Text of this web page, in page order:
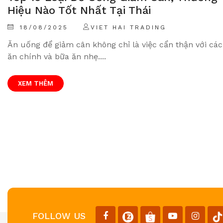
Hiệu Nào Tốt Nhất Tại Thái
18/08/2025 VIET HAI TRADING
Ăn uống để giảm cân không chỉ là việc cẩn thận với
ăn chính và bữa ăn nhẹ....
XEM THÊM
FOLLOW US